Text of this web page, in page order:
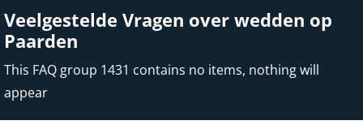
Veelgestelde Vragen over wedden op
Paarden
This FAQ group 1431 contains no items, nothing will
appear